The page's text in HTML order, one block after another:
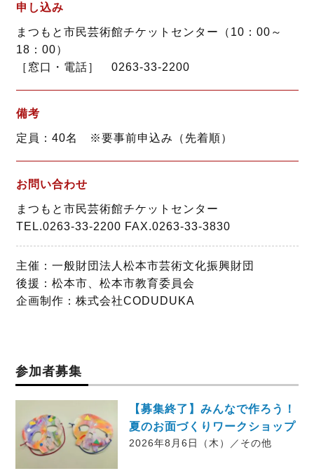
申し込み
まつもと市民芸術館チケットセンター（10：00～
18：00）
［窓口・電話］ 0263-33-2200
備考
定員：40名 ※要事前申込み（先着順）
お問い合わせ
まつもと市民芸術館チケットセンター
TEL.0263-33-2200 FAX.0263-33-3830
主催：一般財団法人松本市芸術文化振興財団
後援：松本市、松本市教育委員会
企画制作：株式会社CODUDUKA
参加者募集
【募集終了】みんなで作ろう！
夏のお面づくりワークショップ
2026年8月6日（木）／その他